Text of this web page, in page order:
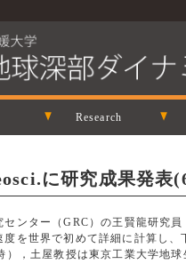
Research
に研究成果発表
ンター（GRC）の王賢龍研究
を世界で初めて詳細に計算し
），土屋教授は東京工業大学地